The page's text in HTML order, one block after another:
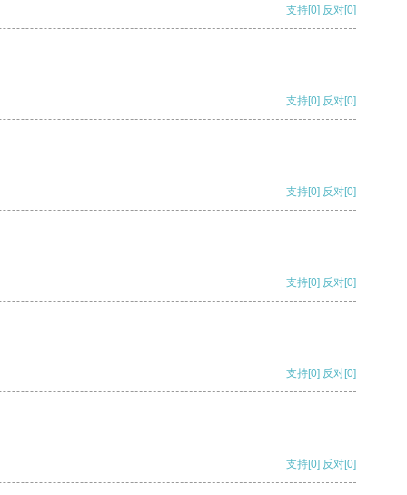
支持[0] 反对[0]
支持[0] 反对[0]
支持[0] 反对[0]
支持[0] 反对[0]
支持[0] 反对[0]
支持[0] 反对[0]